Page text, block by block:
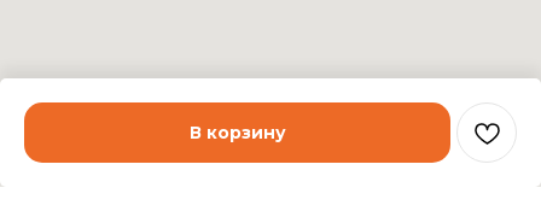
В корзину